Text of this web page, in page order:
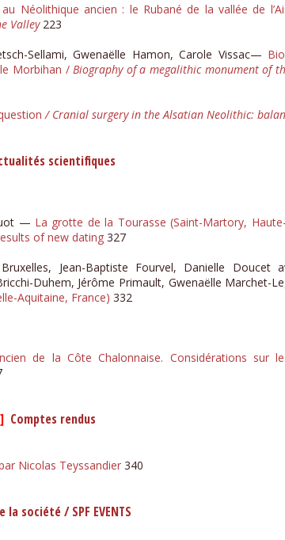
Néolithique ancien : le Rubané de la vallée de
Valley 223
Sellami, Gwenaëlle Hamon, Carole Vissac—
Morbihan / Biography of a megalithic monument of
/ Cranial surgery in the Alsatian Neolithic:
scientifiques
— La grotte de la Tourasse (Saint-Martory,
of new dating 327
Jean-Baptiste Fourvel, Danielle Doucet
Duhem, Jérôme Primault, Gwenaëlle Marchet-
Aquitaine, France) 332
de la Côte Chalonnaise. Considérations sur
Comptes rendus
Nicolas Teyssandier 340
la société / SPF EVENTS